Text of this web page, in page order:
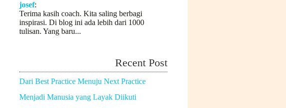
josef:
Terima kasih coach. Kita saling berbagi
inspirasi. Di blog ini ada lebih dari 1000
tulisan. Yang baru...
Recent Post
Dari Best Practice Menuju Next Practice
Menjadi Manusia yang Layak Diikuti